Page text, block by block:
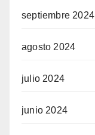
septiembre 2024
agosto 2024
julio 2024
junio 2024